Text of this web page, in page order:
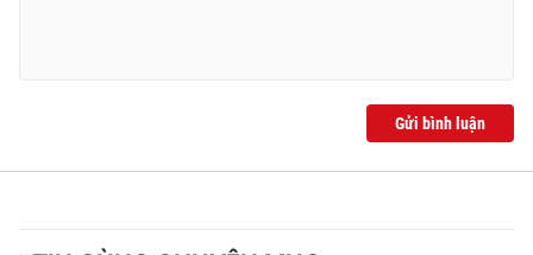
Gửi bình luận